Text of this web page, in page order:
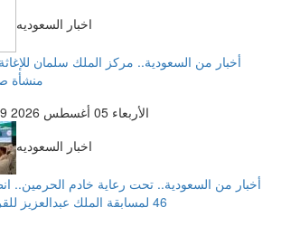
اخبار السعوديه
منشأة
الأربعاء 05 أغسطس 2026 10:39 مساءً
اخبار السعوديه
أخبار من السعودية.. تحت رعاية خادم الحرمين..
46 لمسابقة الملك عبدالعزيز للقرآن الكريم غدًا